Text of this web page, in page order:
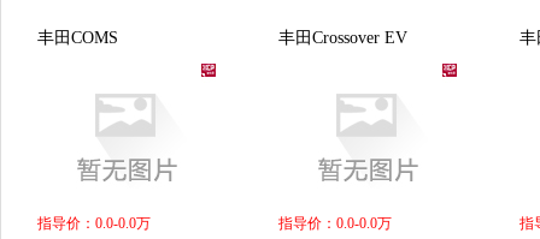
丰田COMS
指导价：0.0-0.0万
丰田Crossover EV
指导价：0.0-0.0万
丰
指